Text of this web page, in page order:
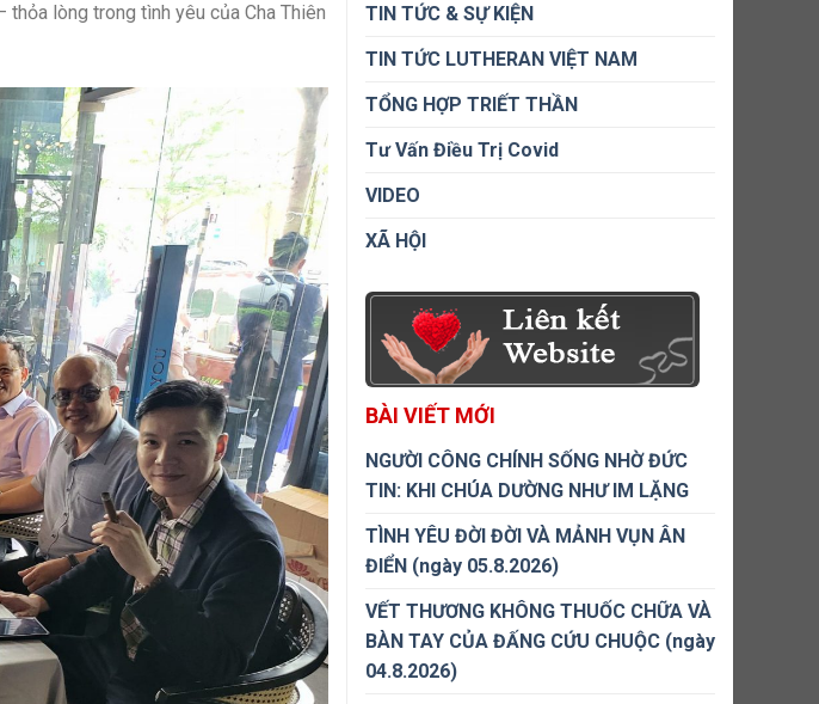
thỏa lòng trong tình yêu của Cha Thiên
TIN TỨC & SỰ KIỆN
TIN TỨC LUTHERAN VIỆT NAM
TỔNG HỢP TRIẾT THẦN
Tư Vấn Điều Trị Covid
VIDEO
XÃ HỘI
BÀI VIẾT MỚI
NGƯỜI CÔNG CHÍNH SỐNG NHỜ ĐỨC
TIN: KHI CHÚA DƯỜNG NHƯ IM LẶNG
TÌNH YÊU ĐỜI ĐỜI VÀ MẢNH VỤN ÂN
ĐIỂN (ngày 05.8.2026)
VẾT THƯƠNG KHÔNG THUỐC CHỮA VÀ
BÀN TAY CỦA ĐẤNG CỨU CHUỘC (ngày
04.8.2026)